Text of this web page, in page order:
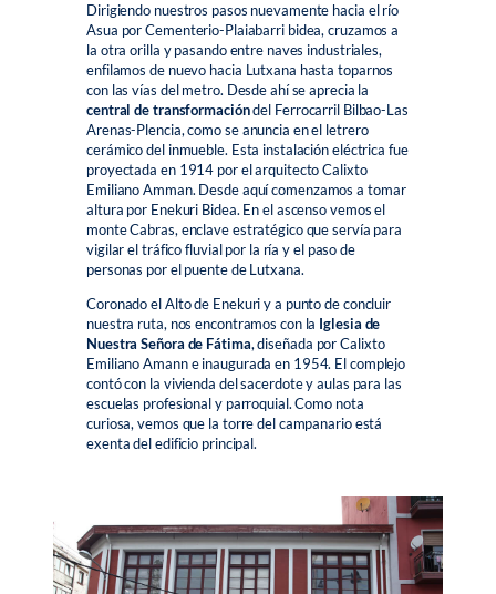
Dirigiendo nuestros pasos nuevamente hacia el río
Asua por Cementerio-Plaiabarri bidea, cruzamos a
la otra orilla y pasando entre naves industriales,
enfilamos de nuevo hacia Lutxana hasta toparnos
con las vías del metro. Desde ahí se aprecia la
central de transformacióndel Ferrocarril Bilbao-Las
Arenas-Plencia, como se anuncia en el letrero
cerámico del inmueble. Esta instalación eléctrica fue
proyectada en 1914 por el arquitecto Calixto
Emiliano Amman. Desde aquí comenzamos a tomar
altura por Enekuri Bidea. En el ascenso vemos el
monte Cabras, enclave estratégico que servía para
vigilar el tráfico fluvial por la ría y el paso de
personas por el puente de Lutxana.
Coronado el Alto de Enekuri y a punto de concluir
nuestra ruta, nos encontramos con la Iglesia de
Nuestra Señora de Fátima, diseñada por Calixto
Emiliano Amann e inaugurada en 1954. El complejo
contó con la vivienda del sacerdote y aulas para las
escuelas profesional y parroquial. Como nota
curiosa, vemos que la torre del campanario está
exenta del edificio principal.